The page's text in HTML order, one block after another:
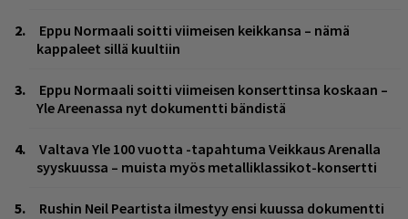
Eppu Normaali soitti viimeisen keikkansa – nämä
kappaleet sillä kuultiin
Eppu Normaali soitti viimeisen konserttinsa koskaan –
Yle Areenassa nyt dokumentti bändistä
Valtava Yle 100 vuotta -tapahtuma Veikkaus Arenalla
syyskuussa – muista myös metalliklassikot-konsertti
Rushin Neil Peartista ilmestyy ensi kuussa dokumentti